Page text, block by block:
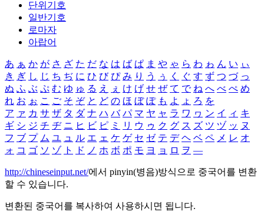
단위기호
일반기호
로마자
아랍어
あ ぁ か が さ ざ た だ な は ば ぱ ま や ゃ ら わ ゎ ん い ぃ
き ぎ し じ ち ぢ に ひ び ぴ み り う ぅ く ぐ す ず つ づ っ
ぬ ふ ぶ ぷ む ゆ ゅ る え ぇ け げ せ ぜ て で ね へ べ ぺ め
れ お ぉ こ ご そ ぞ と ど の ほ ぼ ぽ も よ ょ ろ を
ア ァ カ サ ザ タ ダ ナ ハ バ パ マ ヤ ャ ラ ワ ヮ ン イ ィ キ
ギ シ ジ チ ヂ ニ ヒ ビ ピ ミ リ ウ ゥ ク グ ス ズ ツ ヅ ッ ヌ
フ ブ プ ム ユ ュ ル エ ェ ケ ゲ セ ゼ テ デ ヘ ベ ペ メ レ オ
ォ コ ゴ ソ ゾ ト ド ノ ホ ボ ポ モ ヨ ョ ロ ヲ ―
http://chineseinput.net/에서 pinyin(병음)방식으로 중국어를 변환
할 수 있습니다.
변환된 중국어를 복사하여 사용하시면 됩니다.